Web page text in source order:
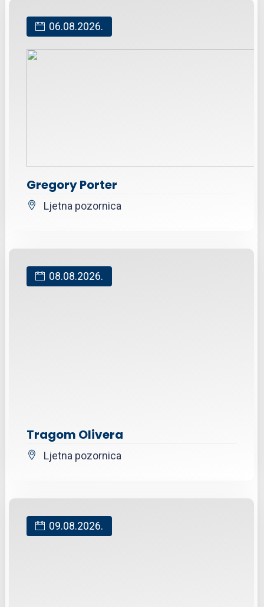
06.08.2026.
Gregory Porter
Ljetna pozornica
08.08.2026.
Tragom Olivera
Ljetna pozornica
09.08.2026.